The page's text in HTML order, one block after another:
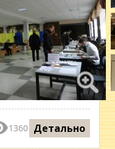
1360 Детально